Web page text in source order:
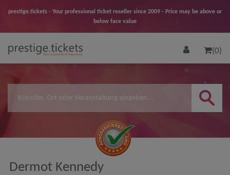
prestige.tickets - Your professional ticket reseller since 2009 - Price may be above or
below face value
(0)
Dermot Kennedy